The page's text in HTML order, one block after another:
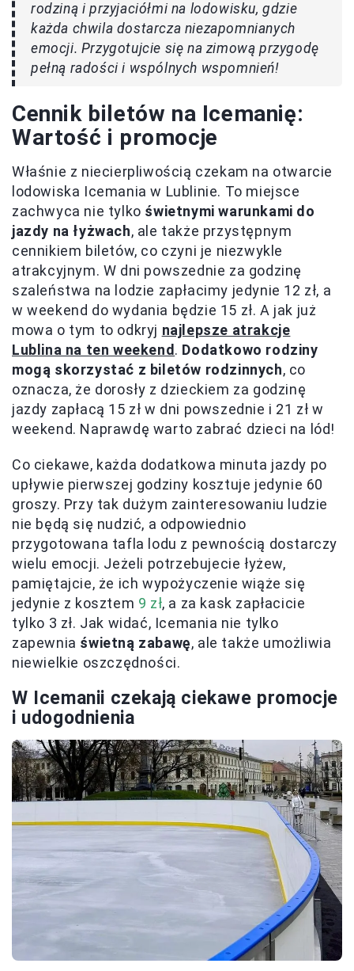
rodziną i przyjaciółmi na lodowisku, gdzie
każda chwila dostarcza niezapomnianych
emocji. Przygotujcie się na zimową przygodę
pełną radości i wspólnych wspomnień!
Cennik biletów na Icemanię:
Wartość i promocje
Właśnie z niecierpliwością czekam na otwarcie
lodowiska Icemania w Lublinie. To miejsce
zachwyca nie tylko świetnymi warunkami do
jazdy na łyżwach, ale także przystępnym
cennikiem biletów, co czyni je niezwykle
atrakcyjnym. W dni powszednie za godzinę
szaleństwa na lodzie zapłacimy jedynie 12 zł, a
w weekend do wydania będzie 15 zł. A jak już
mowa o tym to odkryj najlepsze atrakcje
Lublina na ten weekend. Dodatkowo rodziny
mogą skorzystać z biletów rodzinnych, co
oznacza, że dorosły z dzieckiem za godzinę
jazdy zapłacą 15 zł w dni powszednie i 21 zł w
weekend. Naprawdę warto zabrać dzieci na lód!
Co ciekawe, każda dodatkowa minuta jazdy po
upływie pierwszej godziny kosztuje jedynie 60
groszy. Przy tak dużym zainteresowaniu ludzie
nie będą się nudzić, a odpowiednio
przygotowana tafla lodu z pewnością dostarczy
wielu emocji. Jeżeli potrzebujecie łyżew,
pamiętajcie, że ich wypożyczenie wiąże się
jedynie z kosztem 9 zł, a za kask zapłacicie
tylko 3 zł. Jak widać, Icemania nie tylko
zapewnia świetną zabawę, ale także umożliwia
niewielkie oszczędności.
W Icemanii czekają ciekawe promocje
i udogodnienia